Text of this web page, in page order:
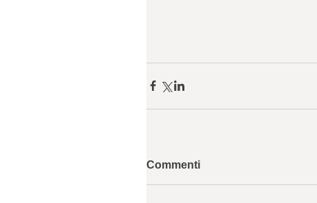
Commenti